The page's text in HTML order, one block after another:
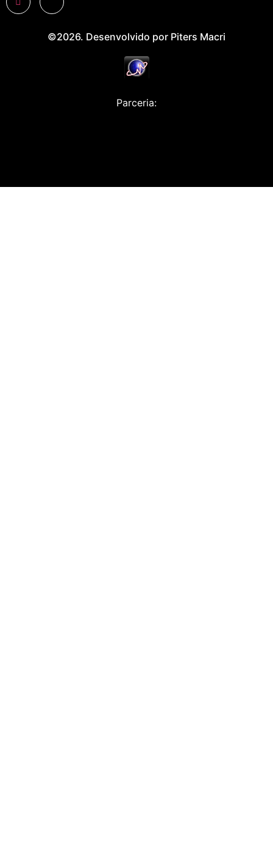
©2026. Desenvolvido por Piters Macri
Parceria: